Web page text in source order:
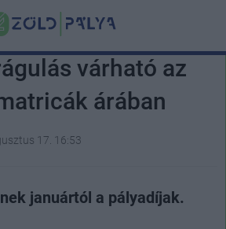
várható az
árában
17. 16:53
januártól a pályadíjak.